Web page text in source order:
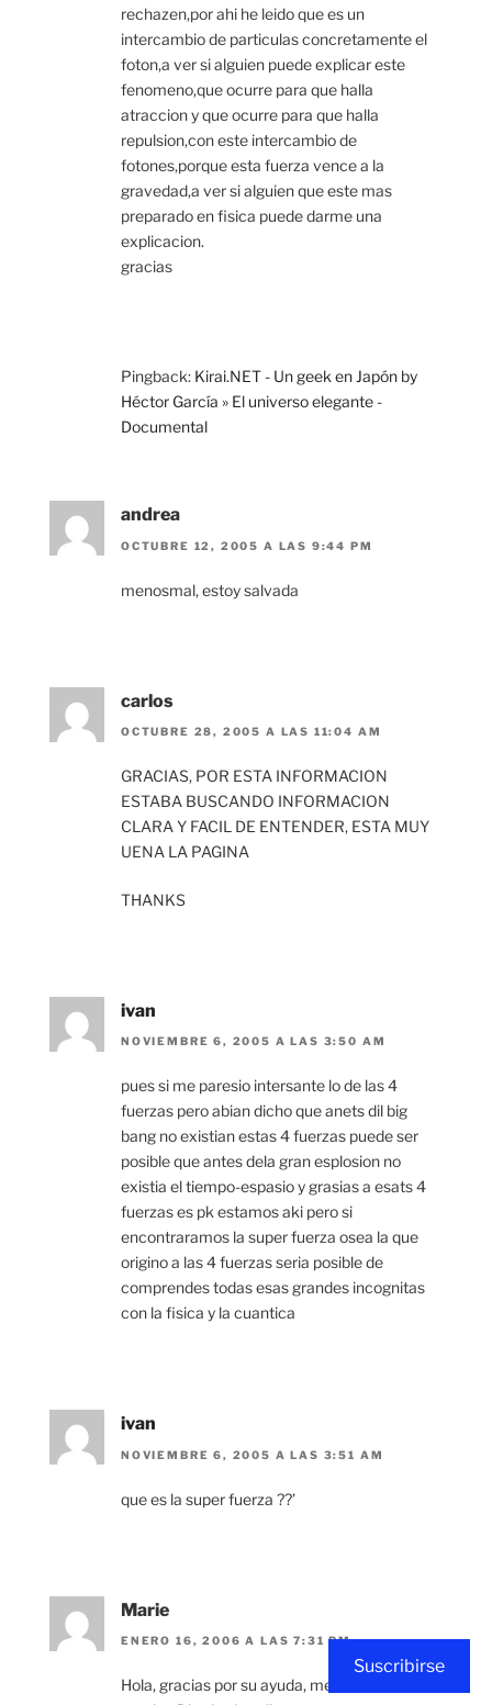
rechazen,por ahi he leido que es un
intercambio de particulas concretamente el
foton,a ver si alguien puede explicar este
fenomeno,que ocurre para que halla
atraccion y que ocurre para que halla
repulsion,con este intercambio de
fotones,porque esta fuerza vence a la
gravedad,a ver si alguien que este mas
preparado en fisica puede darme una
explicacion.
gracias
Pingback: Kirai.NET - Un geek en Japón by
Héctor García » El universo elegante -
Documental
andrea
OCTUBRE 12, 2005 A LAS 9:44 PM
menosmal, estoy salvada
carlos
OCTUBRE 28, 2005 A LAS 11:04 AM
GRACIAS, POR ESTA INFORMACION
ESTABA BUSCANDO INFORMACION
CLARA Y FACIL DE ENTENDER, ESTA MUY
UENA LA PAGINA
THANKS
ivan
NOVIEMBRE 6, 2005 A LAS 3:50 AM
pues si me paresio intersante lo de las 4
fuerzas pero abian dicho que anets dil big
bang no existian estas 4 fuerzas puede ser
posible que antes dela gran esplosion no
existia el tiempo-espasio y grasias a esats 4
fuerzas es pk estamos aki pero si
encontraramos la super fuerza osea la que
origino a las 4 fuerzas seria posible de
comprendes todas esas grandes incognitas
con la fisica y la cuantica
ivan
NOVIEMBRE 6, 2005 A LAS 3:51 AM
que es la super fuerza ??’
Marie
ENERO 16, 2006 A LAS 7:31 PM
Hola, gracias por su ayuda, me sirvio de
Suscribirse